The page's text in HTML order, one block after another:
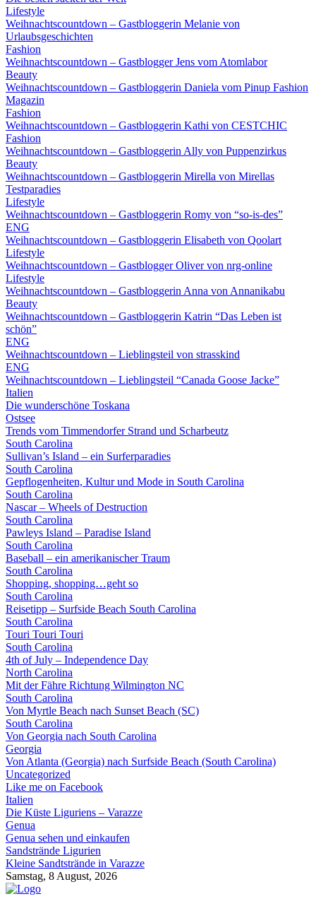
Lifestyle
Weihnachtscountdown – Gastbloggerin Melanie von
Urlaubsgeschichten
Fashion
Weihnachtscountdown – Gastblogger Jens vom Atomlabor
Beauty
Weihnachtscountdown – Gastbloggerin Daniela vom Pinup Fashion
Magazin
Fashion
Weihnachtscountdown – Gastbloggerin Kathi von CESTCHIC
Fashion
Weihnachtscountdown – Gastbloggerin Ally von Puppenzirkus
Beauty
Weihnachtscountdown – Gastbloggerin Mirella von Mirellas
Testparadies
Lifestyle
Weihnachtscountdown – Gastbloggerin Romy von “so-is-des”
ENG
Weihnachtscountdown – Gastbloggerin Elisabeth von Qoolart
Lifestyle
Weihnachtscountdown – Gastblogger Oliver von nrg-online
Lifestyle
Weihnachtscountdown – Gastbloggerin Anna von Annanikabu
Beauty
Weihnachtscountdown – Gastbloggerin Katrin “Das Leben ist
schön”
ENG
Weihnachtscountdown – Lieblingsteil von strasskind
ENG
Weihnachtscountdown – Lieblingsteil “Canada Goose Jacke”
Italien
Die wunderschöne Toskana
Ostsee
Trends vom Timmendorfer Strand und Scharbeutz
South Carolina
Sullivan’s Island – ein Surferparadies
South Carolina
Gepflogenheiten, Kultur und Mode in South Carolina
South Carolina
Nascar – Wheels of Destruction
South Carolina
Pawleys Island – Paradise Island
South Carolina
Baseball – ein amerikanischer Traum
South Carolina
Shopping, shopping…geht so
South Carolina
Reisetipp – Surfside Beach South Carolina
South Carolina
Touri Touri Touri
South Carolina
4th of July – Independence Day
North Carolina
Mit der Fähre Richtung Wilmington NC
South Carolina
Von Myrtle Beach nach Sunset Beach (SC)
South Carolina
Von Georgia nach South Carolina
Georgia
Von Atlanta (Georgia) nach Surfside Beach (South Carolina)
Uncategorized
Like me on Facebook
Italien
Die Küste Liguriens – Varazze
Genua
Genua sehen und einkaufen
Sandstrände Ligurien
Kleine Sandtstrände in Varazze
Samstag, 8 August, 2026